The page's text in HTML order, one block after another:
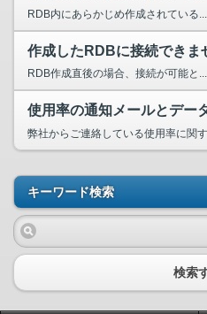
RDB内にあらかじめ作成されている...
作成したRDBに接続できま
RDB作成直後の場合、接続が可能と...
使用率の通知メールとデー
弊社からご連絡している使用率に関す
キーワード検索
検索